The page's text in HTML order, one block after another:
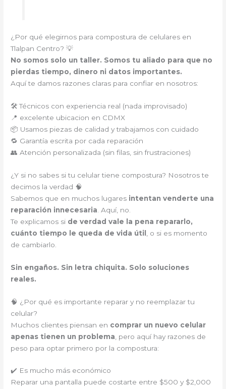
¿Por qué elegirnos para compostura de celulares en
Tlalpan Centro? 💡
No somos solo un taller. Somos tu aliado para que no
pierdas tiempo, dinero ni datos importantes.
Aquí te damos razones claras para confiar en nosotros:
🛠️ Técnicos con experiencia real (nada improvisado)
📍 excelente ubicacion en CDMX
📦 Usamos piezas de calidad y trabajamos con cuidado
🔁 Garantía escrita por cada reparación
👥 Atención personalizada (sin filas, sin frustraciones)
¿Y si no sabes si tu celular tiene compostura? Nosotros te
decimos la verdad 🧠
Sabemos que en muchos lugares intentan venderte una
reparación innecesaria . Aquí, no.
Te explicamos si de verdad vale la pena repararlo,
cuánto tiempo le queda de vida útil
, o si es momento
de cambiarlo.
Sin engaños. Sin letra chiquita. Solo soluciones
reales.
🧠 ¿Por qué es importante reparar y no reemplazar tu
celular?
Muchos clientes piensan en comprar un nuevo celular
apenas tienen un problema , pero aquí hay razones de
peso para optar primero por la compostura:
✔️ Es mucho más económico
Reparar una pantalla puede costarte entre $500 y $2,000